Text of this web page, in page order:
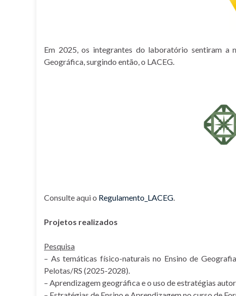
Em 2025, os integrantes do laboratório sentiram a
Geográfica, surgindo então, o LACEG.
Consulte aqui o Regulamento_LACEG.
Projetos realizados
Pesquisa
– As temáticas físico-naturais no Ensino de
Pelotas/RS (2025-2028).
– Aprendizagem geográfica e o uso de estratégias